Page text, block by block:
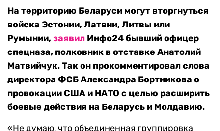
На территорию Беларуси могут вторгнуться
войска Эстонии, Латвии, Литвы или
Румынии,заявил Инфо24 бывший офицер
спецназа, полковник в отставке Анатолий
Матвийчук. Так он прокомментировал слова
директора ФСБ Александра Бортникова о
провокации США и НАТО с целью расширить
боевые действия на Беларусь и Молдавию.
«Не думаю, что объединенная группировка